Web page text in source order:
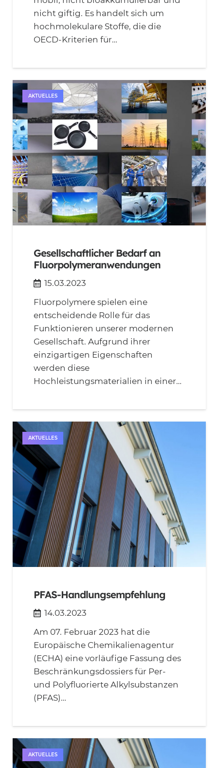
nicht giftig. Es handelt sich um
hochmolekulare Stoffe, die die
OECD-Kriterien für…
AKTUELLES
Gesellschaftlicher Bedarf an
Fluorpolymeranwendungen
15.03.2023
Fluorpolymere spielen eine
entscheidende Rolle für das
Funktionieren unserer modernen
Gesellschaft. Aufgrund ihrer
einzigartigen Eigenschaften
werden diese
Hochleistungsmaterialien in einer…
AKTUELLES
PFAS-Handlungsempfehlung
14.03.2023
Am 07. Februar 2023 hat die
Europäische Chemikalienagentur
(ECHA) eine vorläufige Fassung des
Beschränkungsdossiers für Per-
und Polyfluorierte Alkylsubstanzen
(PFAS)…
AKTUELLES